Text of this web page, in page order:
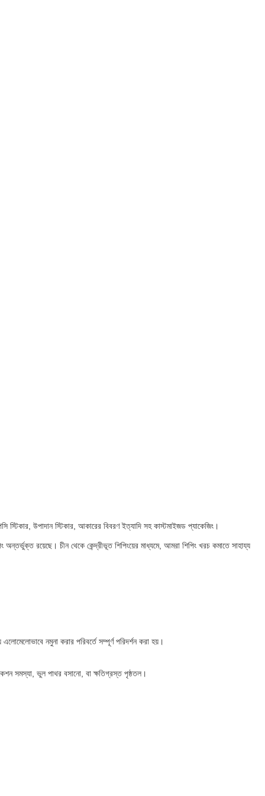
স্টিকার, উপাদান স্টিকার, আকারের বিবরণ ইত্যাদি সহ কাস্টমাইজড প্যাকেজিং।
অন্তর্ভুক্ত রয়েছে। চীন থেকে কেন্দ্রীভূত শিপিংয়ের মাধ্যমে, আমরা শিপিং খরচ কমাতে সাহায্য
নমুনা করার পরিবর্তে সম্পূর্ণ পরিদর্শন করা হয়।
সমস্যা, ভুল পাথর বসানো, বা ক্ষতিগ্রস্ত পৃষ্ঠতল।